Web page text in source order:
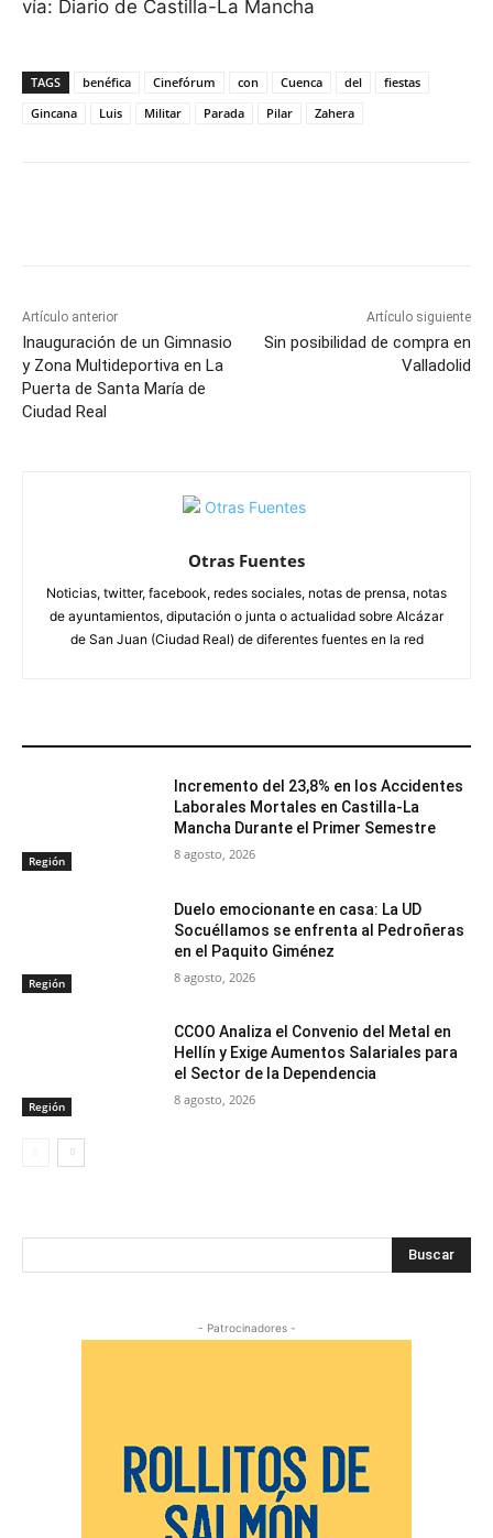
vía: Diario de Castilla-La Mancha
TAGS benéfica Cinefórum con Cuenca del
fiestas
Gincana
Luis Militar Parada Pilar Zahera
Artículo anterior
Inauguración de un Gimnasio
y Zona Multideportiva en La
Puerta de Santa María de
Ciudad Real
Artículo siguiente
Sin posibilidad de compra en
Valladolid
Otras Fuentes
Noticias, twitter, facebook, redes sociales, notas de prensa, notas
de ayuntamientos, diputación o junta o actualidad sobre Alcázar
de San Juan (Ciudad Real) de diferentes fuentes en la red
Región
Incremento del 23,8% en los Accidentes
Laborales Mortales en Castilla-La
Mancha Durante el Primer Semestre
8 agosto, 2026
Región
Duelo emocionante en casa: La UD
Socuéllamos se enfrenta al Pedroñeras
en el Paquito Giménez
8 agosto, 2026
Región
CCOO Analiza el Convenio del Metal en
Hellín y Exige Aumentos Salariales para
el Sector de la Dependencia
8 agosto, 2026
Buscar
- Patrocinadores -